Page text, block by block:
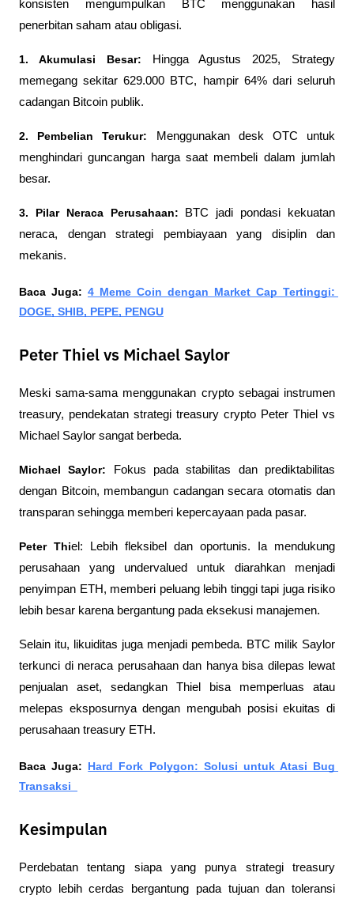
konsisten mengumpulkan BTC menggunakan hasil
penerbitan saham atau obligasi.
1. Akumulasi Besar:
Hingga Agustus 2025, Strategy
memegang sekitar 629.000 BTC, hampir 64% dari seluruh
cadangan Bitcoin publik.
2. Pembelian Terukur:
Menggunakan desk OTC untuk
menghindari guncangan harga saat membeli dalam jumlah
besar.
3. Pilar Neraca Perusahaan: BTC jadi pondasi kekuatan
neraca, dengan strategi pembiayaan yang disiplin dan
mekanis.
Baca Juga: 4 Meme Coin dengan Market Cap Tertinggi:
DOGE, SHIB, PEPE, PENGU
Peter Thiel vs Michael Saylor
Meski sama-sama menggunakan crypto sebagai instrumen
treasury, pendekatan strategi treasury crypto Peter Thiel vs
Michael Saylor sangat berbeda.
Michael Saylor: Fokus pada stabilitas dan prediktabilitas
dengan Bitcoin, membangun cadangan secara otomatis dan
transparan sehingga memberi kepercayaan pada pasar.
Peter Thiel: Lebih fleksibel dan oportunis. Ia mendukung
perusahaan yang undervalued untuk diarahkan menjadi
penyimpan ETH, memberi peluang lebih tinggi tapi juga risiko
lebih besar karena bergantung pada eksekusi manajemen.
Selain itu, likuiditas juga menjadi pembeda. BTC milik Saylor
terkunci di neraca perusahaan dan hanya bisa dilepas lewat
penjualan aset, sedangkan Thiel bisa memperluas atau
melepas eksposurnya dengan mengubah posisi ekuitas di
perusahaan treasury ETH.
Baca Juga: Hard Fork Polygon: Solusi untuk Atasi Bug
Transaksi
Kesimpulan
Perdebatan tentang siapa yang punya strategi treasury
crypto lebih cerdas bergantung pada tujuan dan toleransi